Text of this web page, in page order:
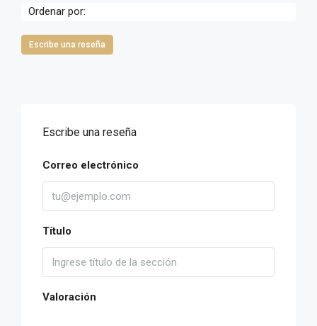
Ordenar por:
Escribe una reseña
Escribe una reseña
Correo electrónico
Título
Valoración